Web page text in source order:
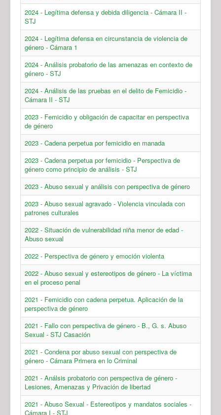
2024 - Legítima defensa y debida diligencia - Cámara II -
STJ
2024 - Legítima defensa en circunstancia de violencia de
género - Cámara 1
2024 - Análisis probatorio de las amenazas en contexto de
género - STJ
2024 - Análisis de las pruebas en el delito de Femicidio -
Cámara II - STJ
2023 - Femicidio y obligación de capacitar en perspectiva
de género
2023 - Cadena perpetua por femicidio en manada
2023 - Cadena perpetua por femicidio - Perspectiva de
género como principio de análisis - STJ
2023 - Abuso sexual y análisis con perspectiva de género
2023 - Abuso sexual agravado - Violencia vinculada con
patrones culturales
2022 - Situación de vulnerabilidad niña menor de edad -
Abuso sexual
2022 - Perspectiva de género y emoción violenta
2022 - Abuso sexual y estereotipos de género - La víctima
en el proceso penal
2021 - Femicidio con cadena perpetua. Aplicación de la
perspectiva de género
2021 - Fallo con perspectiva de género - B., G. s. Abuso
Sexual - STJ Casación
2021 - Condena por abuso sexual con perspectiva de
género - Cámara Primera en lo Criminal
2021 - Análsis probatorio con perspectiva de género -
Lesiones, Amenazas y Privación de libertad
2021 - Abuso Sexual - Estereotipos y mandatos sociales -
Cámara I - STJ